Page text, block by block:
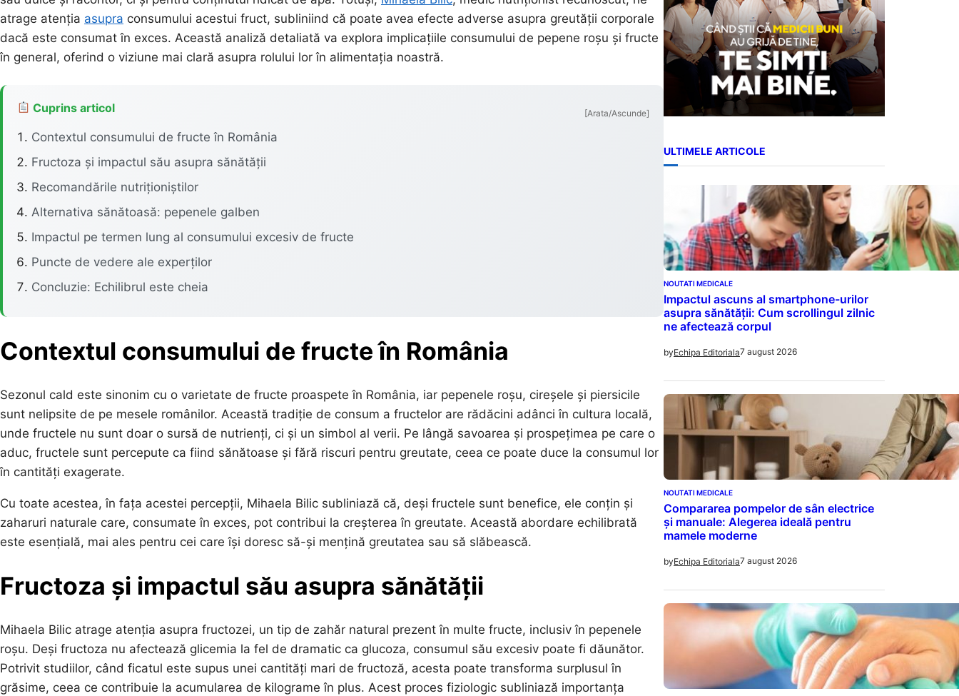
atrage atenția asupra consumului acestui fruct, subliniind că poate avea efecte adverse asupra greutății corporale
dacă este consumat în exces. Această analiză detaliată va explora implicațiile consumului de pepene roșu și fructe
în general, oferind o viziune mai clară asupra rolului lor în alimentația noastră.
Cuprins articol [Arata/Ascunde]
Contextul consumului de fructe în România
Fructoza și impactul său asupra sănătății
Recomandările nutriționiștilor
Alternativa sănătoasă: pepenele galben
Impactul pe termen lung al consumului excesiv de fructe
Puncte de vedere ale experților
Concluzie: Echilibrul este cheia
Contextul consumului de fructe în România
Sezonul cald este sinonim cu o varietate de fructe proaspete în România, iar pepenele roșu, cireșele și piersicile
sunt nelipsite de pe mesele românilor. Această tradiție de consum a fructelor are rădăcini adânci în cultura locală,
unde fructele nu sunt doar o sursă de nutrienți, ci și un simbol al verii. Pe lângă savoarea și prospețimea pe care o
aduc, fructele sunt percepute ca fiind sănătoase și fără riscuri pentru greutate, ceea ce poate duce la consumul lor
în cantități exagerate.
Cu toate acestea, în fața acestei percepții, Mihaela Bilic subliniază că, deși fructele sunt benefice, ele conțin și
zaharuri naturale care, consumate în exces, pot contribui la creșterea în greutate. Această abordare echilibrată
este esențială, mai ales pentru cei care își doresc să-și mențină greutatea sau să slăbească.
Fructoza și impactul său asupra sănătății
Mihaela Bilic atrage atenția asupra fructozei, un tip de zahăr natural prezent în multe fructe, inclusiv în pepenele
roșu. Deși fructoza nu afectează glicemia la fel de dramatic ca glucoza, consumul său excesiv poate fi dăunător.
Potrivit studiilor, când ficatul este supus unei cantități mari de fructoză, acesta poate transforma surplusul în
grăsime, ceea ce contribuie la acumularea de kilograme în plus. Acest proces fiziologic subliniază importanța
ULTIMELE ARTICOLE
NOUTATI MEDICALE
Impactul ascuns al smartphone-urilor
asupra sănătății: Cum scrollingul zilnic
ne afectează corpul
byEchipa Editoriala7 august 2026
NOUTATI MEDICALE
Compararea pompelor de sân electrice
și manuale: Alegerea ideală pentru
mamele moderne
byEchipa Editoriala7 august 2026